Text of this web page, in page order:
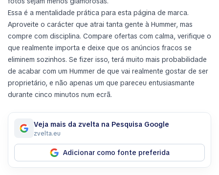
Essa é a mentalidade prática para esta página de marca.
Aproveite o carácter que atrai tanta gente à Hummer, mas
compre com disciplina. Compare ofertas com calma, verifique o
que realmente importa e deixe que os anúncios fracos se
eliminem sozinhos. Se fizer isso, terá muito mais probabilidade
de acabar com um Hummer de que vai realmente gostar de ser
proprietário, e não apenas um que pareceu entusiasmante
durante cinco minutos num ecrã.
Veja mais da zvelta na Pesquisa Google
zvelta.eu
Adicionar como fonte preferida